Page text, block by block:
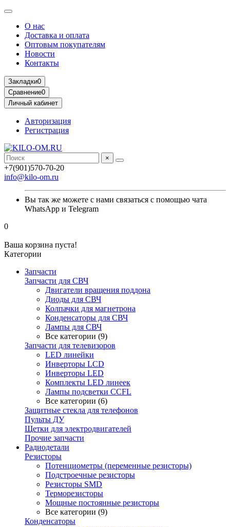
О нас
Доставка и оплата
Оптовым покупателям
Новости
Контакты
Закладки0
Сравнение0
Личный кабинет
Авторизация
Регистрация
×
+7(901)570-70-20
info@kilo-om.ru
Вы так же можете с нами связаться с помощью чата
WhatsApp и Telegram
0
Ваша корзина пуста!
Категории
Запчасти
Запчасти для СВЧ
Двигатели вращения поддона
Диоды для СВЧ
Колпачки для магнетрона
Конденсаторы для СВЧ
Лампы для СВЧ
Все категории (9)
Запчасти для телевизоров
LED линейки
Инверторы LCD
Инверторы LED
Комплекты LED линеек
Лампы подсветки CCFL
Все категории (6)
Защитные стекла для телефонов
Пульты ДУ
Щетки для электродвигателей
Прочие запчасти
Радиодетали
Резисторы
Потенциометры (переменные резисторы)
Подстроечные резисторы
Резисторы SMD
Терморезисторы
Мощные постоянные резисторы
Все категории (9)
Конденсаторы